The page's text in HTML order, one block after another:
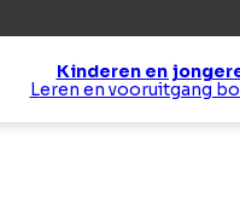
Kinderen en
Leren en vooruitgang